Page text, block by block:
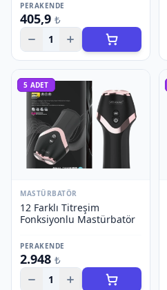
PERAKENDE
405,9 ₺
1
5 ADET
MASTÜRBATÖR
12 Farklı Titreşim
Fonksiyonlu Mastürbatör
PERAKENDE
2.948 ₺
1